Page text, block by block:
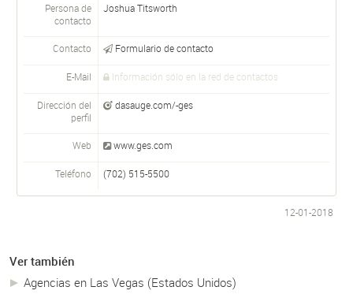
Persona de
contacto
Joshua Titsworth
Contacto Formulario de contacto
E-Mail Información sólo en la red de contactos
Dirección del
perfil
dasauge.com/-ges
Web www.ges.com
Teléfono (702) 515-5500
12-01-2018
Ver también
Agencias en Las Vegas (Estados Unidos)